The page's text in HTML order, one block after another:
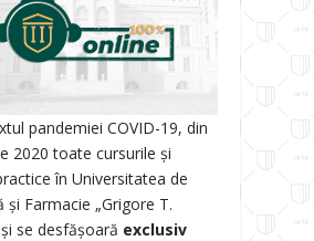
pandemiei COVID-19, din
2020 toate cursurile și
în Universitatea de
și Farmacie „Grigore T.
se desfășoară exclusiv